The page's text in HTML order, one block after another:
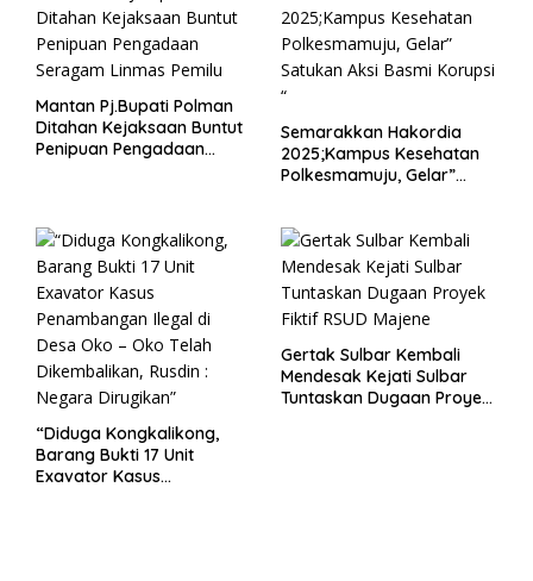
Mantan Pj.Bupati Polman
Ditahan Kejaksaan Buntut
Penipuan Pengadaan
Semarakkan Hakordia
2025;Kampus Kesehatan
Polkesmamuju, Gelar”
“Diduga Kongkalikong,
Barang Bukti 17 Unit
Exavator Kasus
Gertak Sulbar Kembali
Mendesak Kejati Sulbar
Tuntaskan Dugaan Proyek